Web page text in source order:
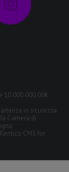
10.000.000,00€
in sicurezza
Camera di
Kentico CMS for